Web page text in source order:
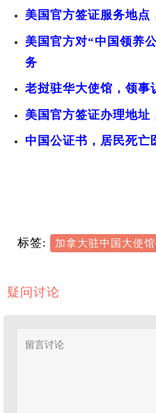
美国官方签证服务地点
美国官方对“中国领养
务
老挝驻华大使馆，领事
美国官方签证办理地址
中国公证书，居民死亡
标签: 加拿大驻中国大使
疑问讨论